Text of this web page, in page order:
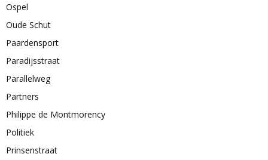
Ospel
Oude Schut
Paardensport
Paradijsstraat
Parallelweg
Partners
Philippe de Montmorency
Politiek
Prinsenstraat